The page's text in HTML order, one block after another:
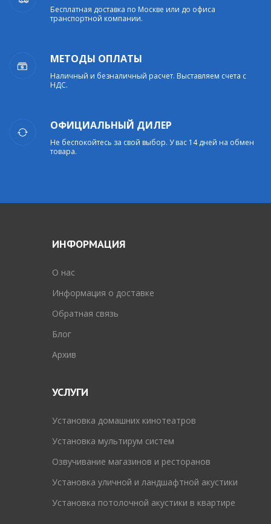
Бесплатная доставка по Москве или до офиса
транспортной компании.
МЕТОДЫ ОПЛАТЫ
Наличный и безналичный расчет. Выставляем счета с
НДС.
ОФИЦИАЛЬНЫЙ ДИЛЕР
Не беспокойтесь за свой выбор. У вас 14 дней на обмен
товара.
ИНФОРМАЦИЯ
O нас
Информация о доставке
Обратная связь
Блог
Архив
УСЛУГИ
Установка домашних кинотеатров
Установка мультирум систем
Озвучивание магазинов и ресторанов
Установка уличной и ландшафтной акустики
Установка потолочной акустики в квартире